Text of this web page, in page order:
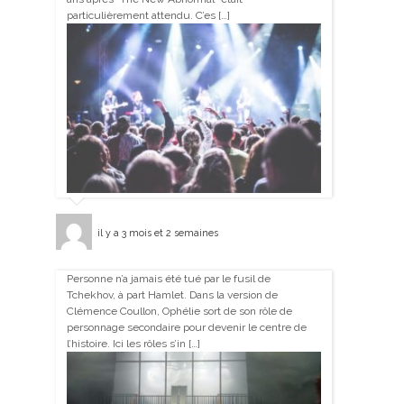
particulièrement attendu. C’es […]
il y a 3 mois et 2 semaines
Personne n’a jamais été tué par le fusil de
Tchekhov, à part Hamlet. Dans la version de
Clémence Coullon, Ophélie sort de son rôle de
personnage secondaire pour devenir le centre de
l’histoire. Ici les rôles s’in […]